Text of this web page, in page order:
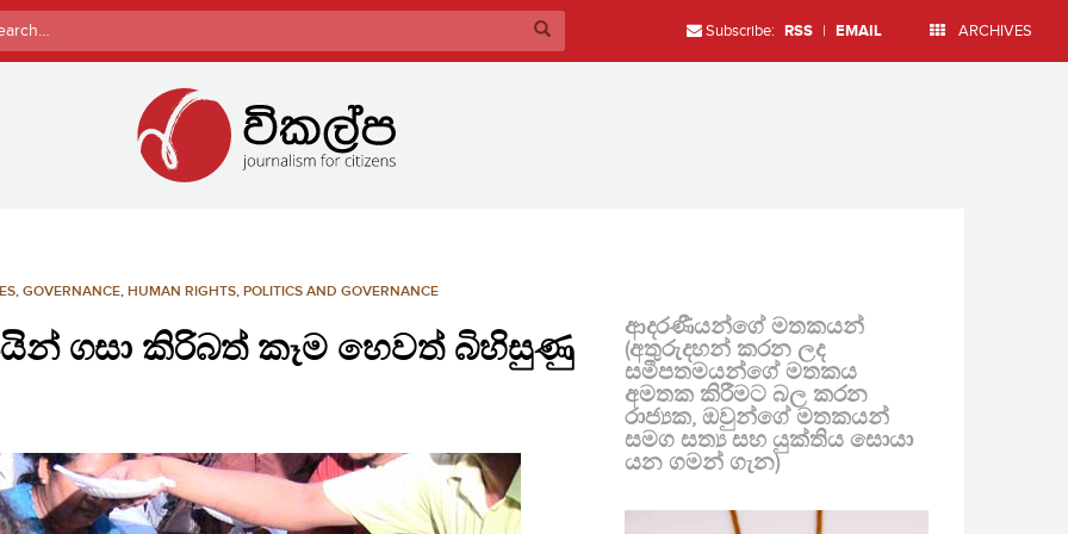
Subscribe: RSS | EMAIL ARCHIVES
, GOVERNANCE, HUMAN RIGHTS, POLITICS AND GOVERNANCE
ගසා කිරිබත් කෑම හෙවත් බිහිසුණු
ආදරණීයන්ගේ මතකයන්
(අතුරුදහන් කරන ලද
සමීපතමයන්ගේ මතකය
අමතක කිරීමට බල කරන
රාජ්‍යක, ඔවුන්ගේ මතකයන්
සමග සත්‍ය සහ යුක්තිය සොයා
යන ගමන් ගැන)